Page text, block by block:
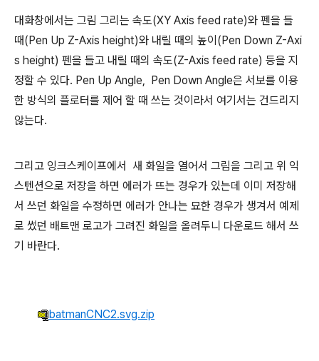
대화창에서는 그림 그리는 속도(XY Axis feed rate)와 펜을 들
때(Pen Up Z-Axis height)와 내릴 때의 높이(Pen Down Z-Axi
s height) 펜을 들고 내릴 때의 속도(Z-Axis feed rate) 등을 지
정할 수 있다. Pen Up Angle, Pen Down Angle은 서보를 이용
한 방식의 플로터를 제어 할 때 쓰는 것이라서 여기서는 건드리지
않는다.
그리고 잉크스케이프에서 새 화일을 열어서 그림을 그리고 위 익
스텐션으로 저장을 하면 에러가 뜨는 경우가 있는데 이미 저장해
서 쓰던 화일을 수정하면 에러가 안나는 묘한 경우가 생겨서 예제
로 썼던 배트맨 로고가 그려진 화일을 올려두니 다운로드 해서 쓰
기 바란다.
batmanCNC2.svg.zip